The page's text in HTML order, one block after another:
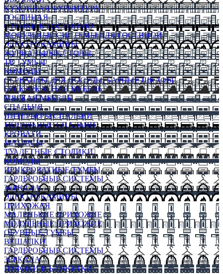
КУХОННАЯ ФУРНИТУРА
ГОСТИНАЯ
СТЕНКИ В ГОСТИНУЮ
МОДУЛЬНЫЕ СИСТЕМЫ ДЛЯ ГОСТИНОЙ
ЭЛЕКТРОКАМИНЫ
ЖУРНАЛЬНЫЕ СТОЛЫ
ТВ ТУМБЫ
КОМОДЫ
СЕРВАНТЫ ДЛЯ ПОСУДЫ, БАРНЫЕ ШКАФЫ
БЕСКАРКАСНАЯ МЕБЕЛЬ
МЯГКАЯ МЕБЕЛЬ
СПАЛЬНЯ
ИНТЕРЬЕРЫ СПАЛЬНИ
МОДУЛЬНЫЕ СПАЛЬНИ
КРОВАТИ
МАТРАСЫ
ТУАЛЕТНЫЕ СТОЛИКИ
КОМОДЫ
ПРИКРОВАТНЫЕ ТУМБЫ
ГАРДЕРОБНЫЕ СИСТЕМЫ
ЗЕРКАЛА
ЭЛЕКТРОКАМИНЫ
ПРИХОЖАЯ
МАЛЕНЬКИЕ ПРИХОЖИЕ
МОДУЛЬНЫЕ ПРИХОЖИЕ
ОБУВНЫЕ ТУМБЫ
ВЕШАЛКИ
ГАРДЕРОБНЫЕ СИСТЕМЫ
ЗЕРКАЛА
ПУФИКИ И БАНКЕТКИ